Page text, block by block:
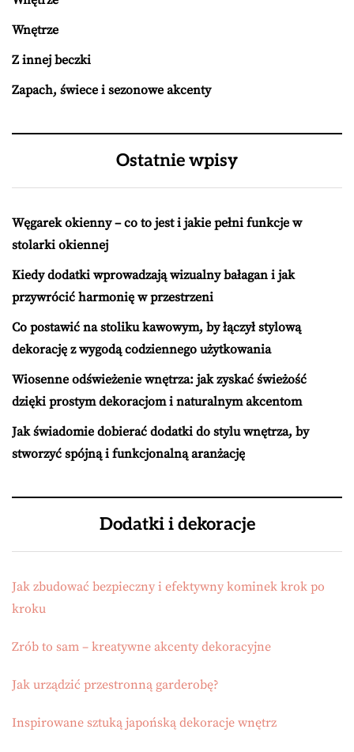
Wnętrze
Z innej beczki
Zapach, świece i sezonowe akcenty
Ostatnie wpisy
Węgarek okienny – co to jest i jakie pełni funkcje w
stolarki okiennej
Kiedy dodatki wprowadzają wizualny bałagan i jak
przywrócić harmonię w przestrzeni
Co postawić na stoliku kawowym, by łączył stylową
dekorację z wygodą codziennego użytkowania
Wiosenne odświeżenie wnętrza: jak zyskać świeżość
dzięki prostym dekoracjom i naturalnym akcentom
Jak świadomie dobierać dodatki do stylu wnętrza, by
stworzyć spójną i funkcjonalną aranżację
Dodatki i dekoracje
Jak zbudować bezpieczny i efektywny kominek krok po
kroku
Zrób to sam – kreatywne akcenty dekoracyjne
Jak urządzić przestronną garderobę?
Inspirowane sztuką japońską dekoracje wnętrz